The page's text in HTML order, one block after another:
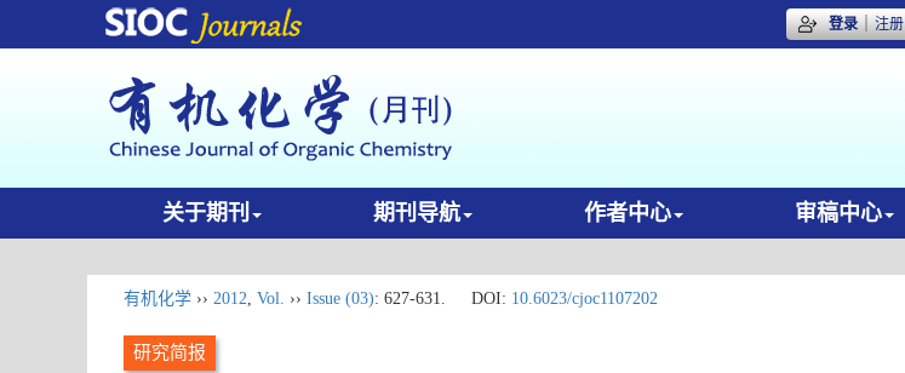
登录｜注册
关于期刊 期刊导航 作者中心 审稿中心
有机化学 ›› 2012, Vol. ›› Issue (03): 627-631. DOI: 10.6023/cjoc1107202
研究简报